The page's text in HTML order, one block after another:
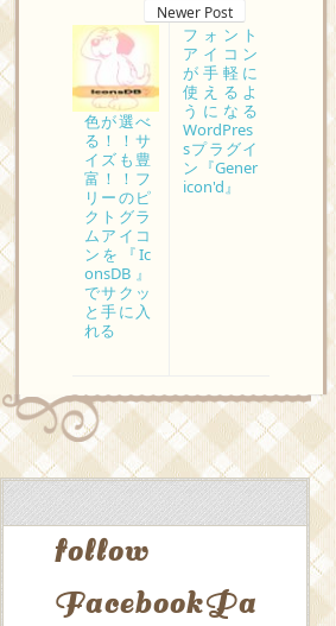
Newer Post
フォント
アイコン
が手軽に
使えるよ
うになる
WordPres
sプラグイ
ン『Gener
icon'd』
色が選べ
る！！サ
イズも豊
富！！フ
リーのピ
クトグラ
ムアイコ
ンを『Ic
onsDB』
でサクッ
と手に入
れる
follow
FacebookPa